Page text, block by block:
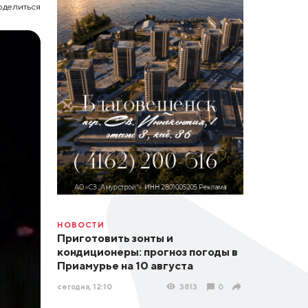
НОВОСТИ
Приготовить зонты и
кондиционеры: прогноз погоды в
Приамурье на 10 августа
сегодня, 12:10 3813 0